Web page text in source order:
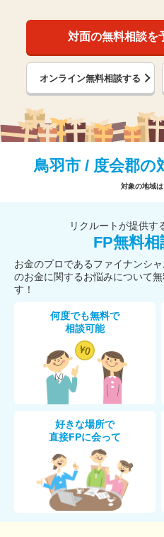
対面の無料相談を
オンライン無料相談する
鳥羽市 / 度会郡の
対象の地域
リクルートが提供す
FP無料相
お金のプロであるファイナンシ
のお金に関するお悩みについて
す！
何度でも無料で
相談可能
好きな場所で
直接FPに会って